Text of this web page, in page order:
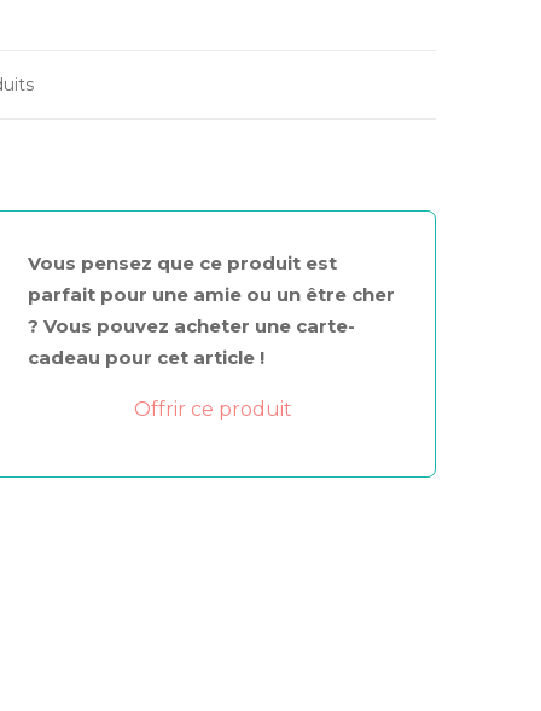
Vous pensez que ce produit est
parfait pour une amie ou un être cher
? Vous pouvez acheter une carte-
cadeau pour cet article !
Offrir ce produit